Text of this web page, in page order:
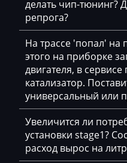
Buhler
BYD
Cadillac
Camc
Case
Caterpillar
CFMoto
делать чип-тюнинг?
репрога?
На трассе 'попал' на
этого на приборке
двигателя, в
катализатор.
универсальный или
Увеличится ли
установки stage1?
расход вырос на